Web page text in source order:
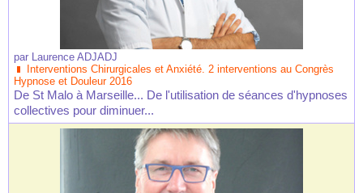
par Laurence ADJADJ
Interventions Chirurgicales et Anxiété. 2 interventions au Congrès
Hypnose et Douleur 2016
De St Malo à Marseille... De l'utilisation de séances d'hypnoses
collectives pour diminuer...